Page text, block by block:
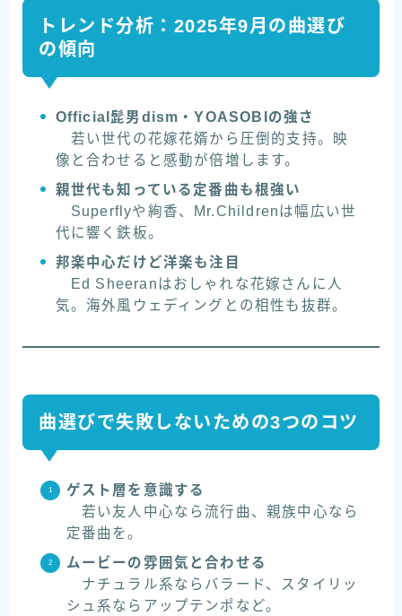
トレンド分析：2025年9月の曲選び
の傾向
Official髭男dism・YOASOBIの強さ
若い世代の花嫁花婿から圧倒的支持。映
像と合わせると感動が倍増します。
親世代も知っている定番曲も根強い
Superflyや絢香、Mr.Childrenは幅広い世
代に響く鉄板。
邦楽中心だけど洋楽も注目
Ed Sheeranはおしゃれな花嫁さんに人
気。海外風ウェディングとの相性も抜群。
曲選びで失敗しないための3つのコツ
ゲスト層を意識する
若い友人中心なら流行曲、親族中心なら
定番曲を。
ムービーの雰囲気と合わせる
ナチュラル系ならバラード、スタイリッ
シュ系ならアップテンポなど。